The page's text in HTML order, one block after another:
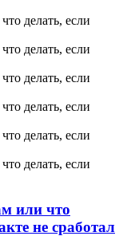
или что
не сработал